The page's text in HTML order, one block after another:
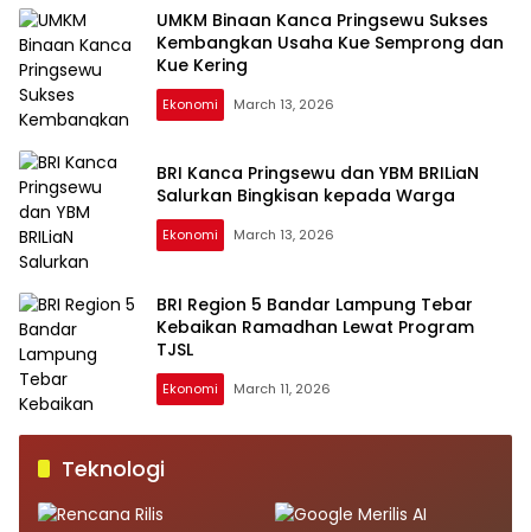
UMKM Binaan Kanca Pringsewu Sukses
Kembangkan Usaha Kue Semprong dan
Kue Kering
Ekonomi March 13, 2026
BRI Kanca Pringsewu dan YBM BRILiaN
Salurkan Bingkisan kepada Warga
Ekonomi March 13, 2026
BRI Region 5 Bandar Lampung Tebar
Kebaikan Ramadhan Lewat Program
TJSL
Ekonomi March 11, 2026
Teknologi